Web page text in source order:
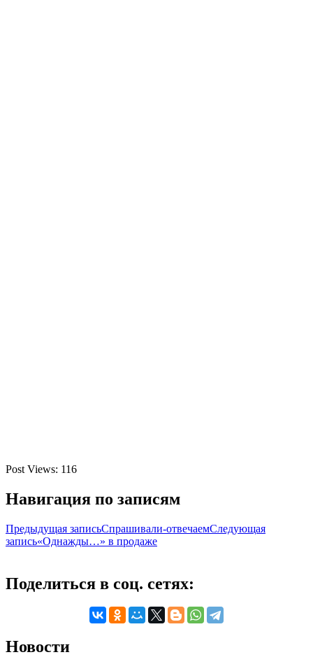
Post Views: 116
Навигация по записям
Предыдущая записьСпрашивали-отвечаемСледующая
запись«Однажды…» в продаже
Поделиться в соц. сетях:
Новости